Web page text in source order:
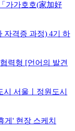
가가호호(家加好
자격증 과정) 4기 하
력형 [언어의 발견
서울ㅣ정원도시
게' 현장 스케치